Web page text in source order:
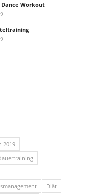
Dance Workout
2019
Diät